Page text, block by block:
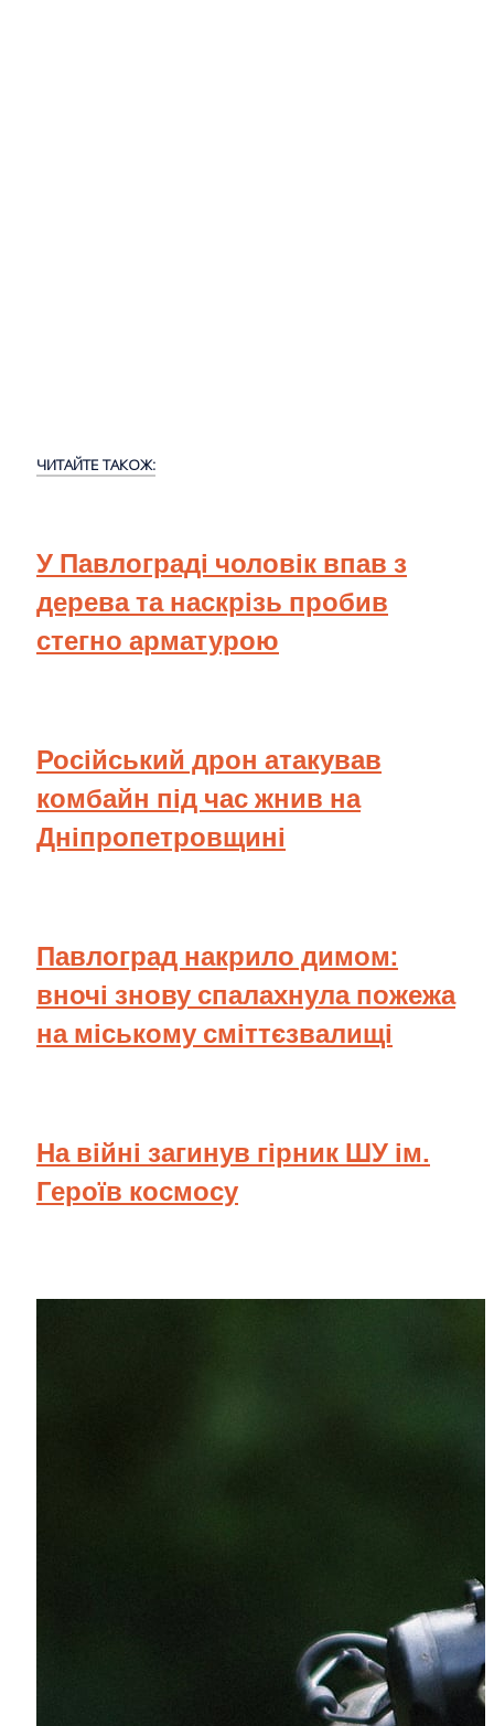
ЧИТАЙТЕ ТАКОЖ:
У Павлограді чоловік впав з
дерева та наскрізь пробив
стегно арматурою
Російський дрон атакував
комбайн під час жнив на
Дніпропетровщині
Павлоград накрило димом:
вночі знову спалахнула пожежа
на міському сміттєзвалищі
На війні загинув гірник ШУ ім.
Героїв космосу